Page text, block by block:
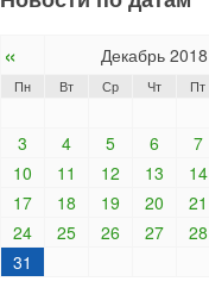
« Декабрь 2018
Пн Вт Ср Чт Пт
3
4 5 6 7
10
11 12 13 14
17
18 19 20 21
24
25 26 27 28
31